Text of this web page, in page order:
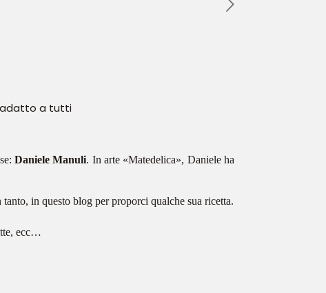
adatto a tutti
Daniele Manuli. In arte «Matedelica», Daniele ha
in questo blog per proporci qualche sua ricetta.
ecc…